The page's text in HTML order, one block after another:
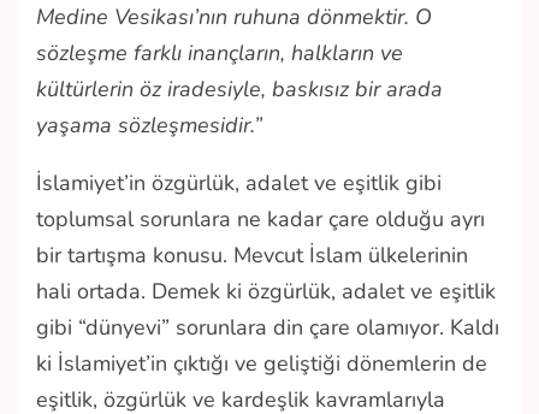
Medine Vesikası’nın ruhuna dönmektir. O
sözleşme farklı inançların, halkların ve
kültürlerin öz iradesiyle, baskısız bir arada
yaşama sözleşmesidir.”
İslamiyet’in özgürlük, adalet ve eşitlik gibi
toplumsal sorunlara ne kadar çare olduğu ayrı
bir tartışma konusu. Mevcut İslam ülkelerinin
hali ortada. Demek ki özgürlük, adalet ve eşitlik
gibi “dünyevi” sorunlara din çare olamıyor. Kaldı
ki İslamiyet’in çıktığı ve geliştiği dönemlerin de
eşitlik, özgürlük ve kardeşlik kavramlarıyla